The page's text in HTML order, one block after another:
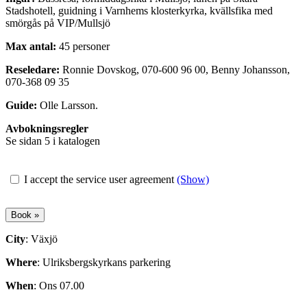
Stadshotell, guidning i Varnhems klosterkyrka, kvällsfika med
smörgås på VIP/Mullsjö
Max antal: 45 personer
Reseledare: Ronnie Dovskog, 070-600 96 00, Benny Johansson,
070-368 09 35
Guide: Olle Larsson.
Avbokningsregler
Se sidan 5 i katalogen
I accept the service user agreement (Show)
City: Växjö
Where: Ulriksbergskyrkans parkering
When: Ons 07.00